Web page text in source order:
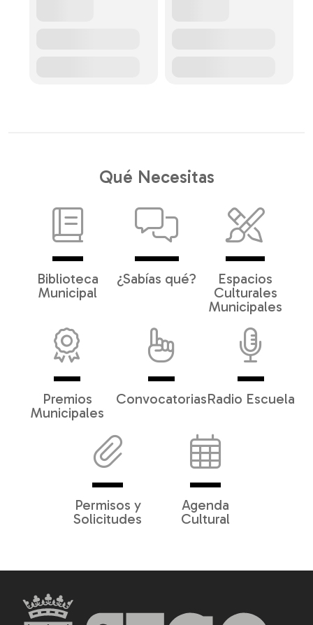
Qué Necesitas
Biblioteca
Municipal
¿Sabías qué?
Espacios
Culturales
Municipales
Premios
Municipales
ConvocatoriasRadio Escuela
Permisos y
Solicitudes
Agenda
Cultural